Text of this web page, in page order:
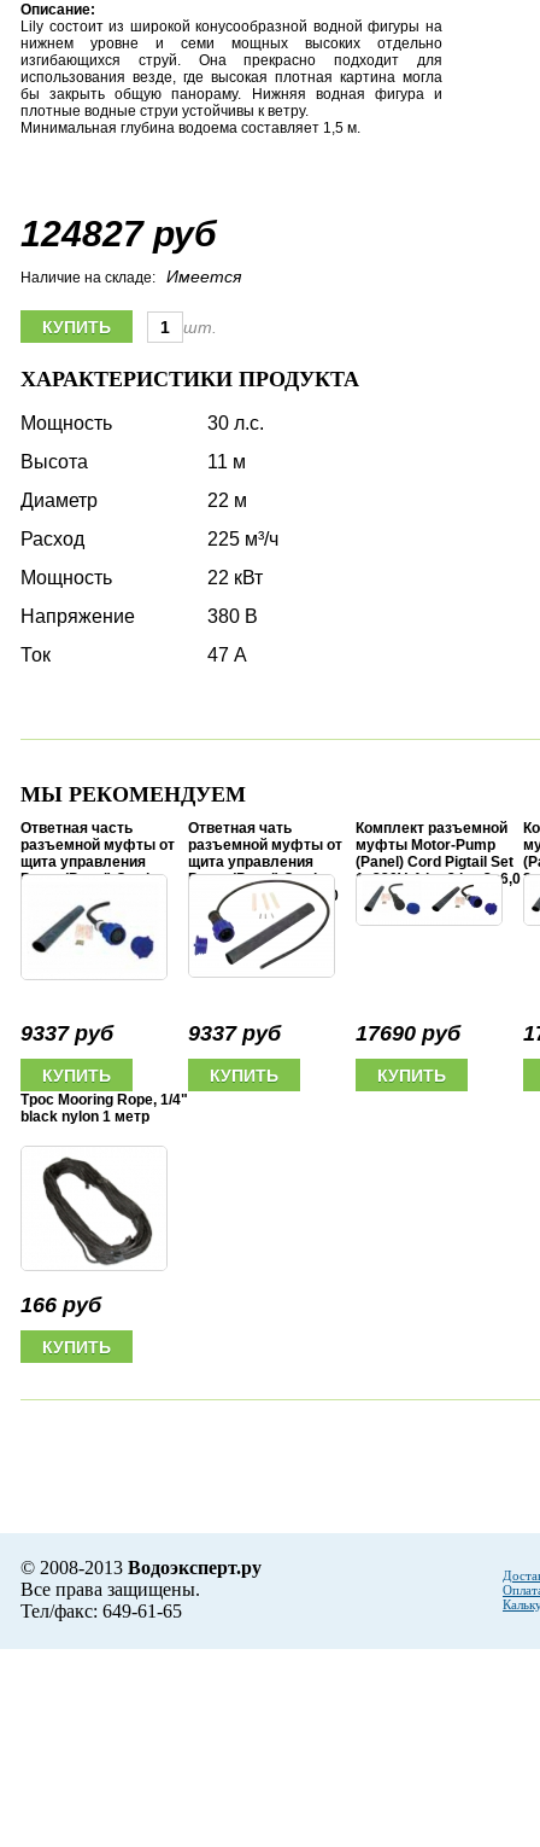
Описание:
Lily состоит из широкой конусообразной водной фигуры на
нижнем уровне и семи мощных высоких отдельно
изгибающихся струй. Она прекрасно подходит для
использования везде, где высокая плотная картина могла
бы закрыть общую панораму. Нижняя водная фигура и
плотные водные струи устойчивы к ветру.
Минимальная глубина водоема составляет 1,5 м.
124827 руб
Наличие на складе: Имеется
шт.
ХАРАКТЕРИСТИКИ ПРОДУКТА
Мощность
30 л.с.
Высота
11 м
Диаметр
22 м
Расход
225 м³/ч
Мощность
22 кВт
Напряжение
380 В
Ток
47 А
МЫ РЕКОМЕНДУЕМ
Ответная часть
разъемной муфты от
щита управления
Pump (Panel) Cord
hp, 3x6,0 mm2
9337 руб
Ответная чать
разъемной муфты от
щита управления
Pump (Panel) Cord
Pigtai 3x380V, 5 hp-20
hp, 4x6,0 mm2
9337 руб
Комплект разъемной
муфты Motor-Pump
(Panel) Cord Pigtail Set
1x220V, 1 hp-3 hp, 3x6,0
mm2
17690 руб
Трос Mooring Rope, 1/4"
black nylon 1 метр
166 руб
© 2008-2013 Водоэксперт.ру
Все права защищены.
Тел/факс: 649-61-65